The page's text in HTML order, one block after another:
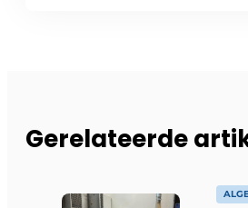
Gerelateerde